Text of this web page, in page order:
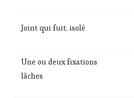
Joint qui fuit, isolé
Une ou deux fixations
lâches